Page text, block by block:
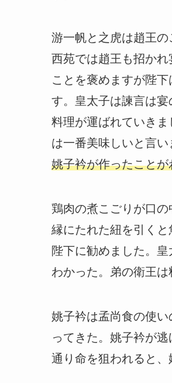
游一帆と之虎は趙王の
西苑では趙王も招か
ことを褒めますが陛
す。皇太子は諫言は宴
料理が運ばれていき
は一番美味しいと言い
姚子衿が作ったこと
鶏肉の煮こごりが口の
縁にたれた紐を引く
陛下に勧めました。
わかった。弟の衛王は
姚子衿は孟尚食の使
ってきた。姚子衿が
通り命を狙われると、